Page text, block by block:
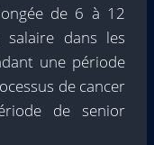
de 6 à 12
dans les
une période
de cancer
de senior